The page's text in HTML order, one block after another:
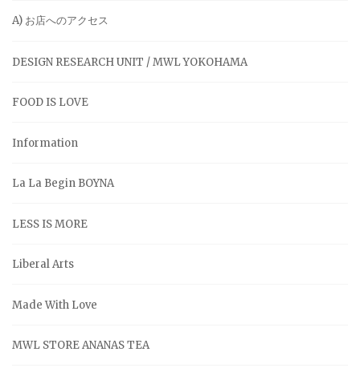
A) お店へのアクセス
DESIGN RESEARCH UNIT / MWL YOKOHAMA
FOOD IS LOVE
Information
La La Begin BOYNA
LESS IS MORE
Liberal Arts
Made With Love
MWL STORE ANANAS TEA